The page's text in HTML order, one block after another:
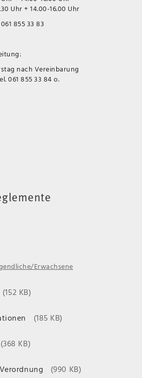
Uhr + 14.00-16.00 Uhr
855 33 83
nach Vereinbarung
061 855 33 84 o.
Erwachsene
(152 KB)
(185 KB)
(368 KB)
(990 KB)